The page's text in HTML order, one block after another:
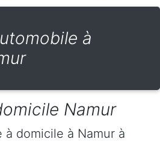
à
Namur
à domicile à Namur à